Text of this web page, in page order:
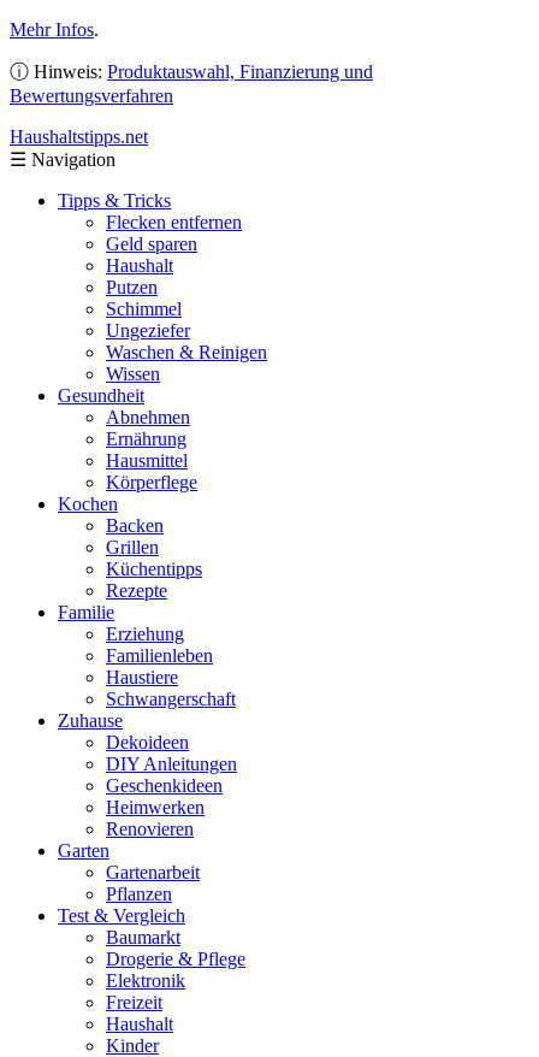
Mehr Infos.
ⓘ Hinweis: Produktauswahl, Finanzierung und
Bewertungsverfahren
Haushaltstipps.net
☰ Navigation
Tipps & Tricks
Flecken entfernen
Geld sparen
Haushalt
Putzen
Schimmel
Ungeziefer
Waschen & Reinigen
Wissen
Gesundheit
Abnehmen
Ernährung
Hausmittel
Körperflege
Kochen
Backen
Grillen
Küchentipps
Rezepte
Familie
Erziehung
Familienleben
Haustiere
Schwangerschaft
Zuhause
Dekoideen
DIY Anleitungen
Geschenkideen
Heimwerken
Renovieren
Garten
Gartenarbeit
Pflanzen
Test & Vergleich
Baumarkt
Drogerie & Pflege
Elektronik
Freizeit
Haushalt
Kinder